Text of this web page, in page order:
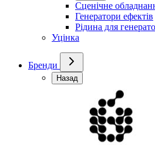
Сценічне
Генератори ефектів
Рідина для
Уцінка
Бренди
Назад